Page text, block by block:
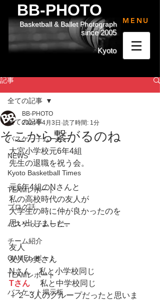
BB-PHOTO
since 2005
Basketball & Ballet Photograph
Kyoto
MENU
記事
全ての記事
バスケっ子ムービー
NEWS
Kyoto Basketball Times
TEAMレポート
ブログ話
バスケっ子ムービー
チーム紹介
GAMEレポート
TEAMレポート
バスケット掲示板
全ての記事
そこから繋がるのね
BB-PHOTO
2024年4月3日 読了時間: 1分
大宮小学校元6年4組
先生の退職を祝う会。
元6年4組のNさんと
私の高校時代の友人が
大学生の時に仲が良かったのを
思い出しました。
友人
友人の奥さん
Nさん　私と小学校同じ
Tさん 私と中学校同じ
＋２−3人のグループだったと思いま